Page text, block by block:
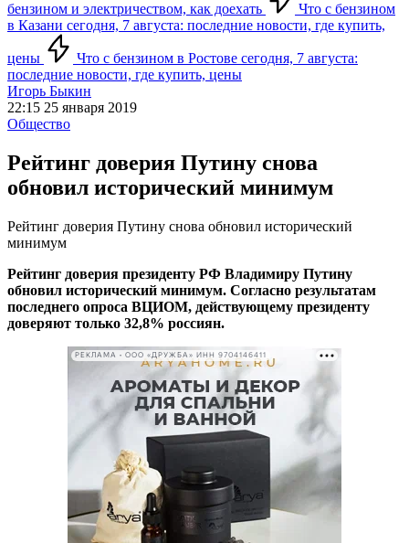
бензином и электричеством, как доехать
Что с бензином
в Казани сегодня, 7 августа: последние новости, где купить,
цены
Что с бензином в Ростове сегодня, 7 августа:
последние новости, где купить, цены
Игорь Быкин
22:15 25 января 2019
Общество
Рейтинг доверия Путину снова
обновил исторический минимум
Рейтинг доверия Путину снова обновил исторический
минимум
Рейтинг доверия президенту РФ Владимиру Путину
обновил исторический минимум. Согласно результатам
последнего опроса ВЦИОМ, действующему президенту
доверяют только 32,8% россиян.
РЕКЛАМА • ООО «ДРУЖБА» ИНН 9704146411